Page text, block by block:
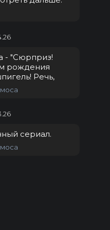
- "Сюрприз!
рождения
Речь,
сериал.